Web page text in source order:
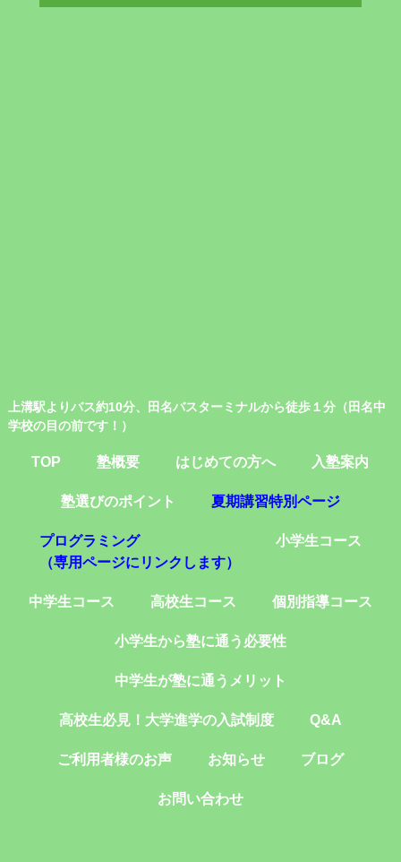
上溝駅よりバス約10分、田名バスターミナルから徒歩１分（田名中
学校の目の前です！）
TOP 塾概要 はじめての方へ 入塾案内
塾選びのポイント 夏期講習特別ページ
プログラミング
（専用ページにリンクします）
小学生コース
中学生コース 高校生コース 個別指導コース
小学生から塾に通う必要性
中学生が塾に通うメリット
高校生必見！大学進学の入試制度 Q&A
ご利用者様のお声 お知らせ ブログ
お問い合わせ